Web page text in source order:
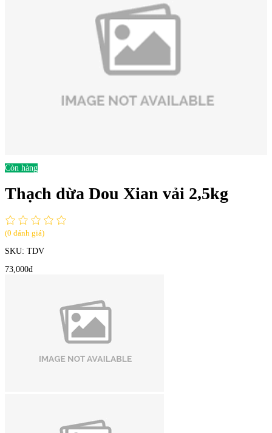
Còn hàng
Thạch dừa Dou Xian vải 2,5kg
(0 đánh giá)
SKU: TDV
73,000đ